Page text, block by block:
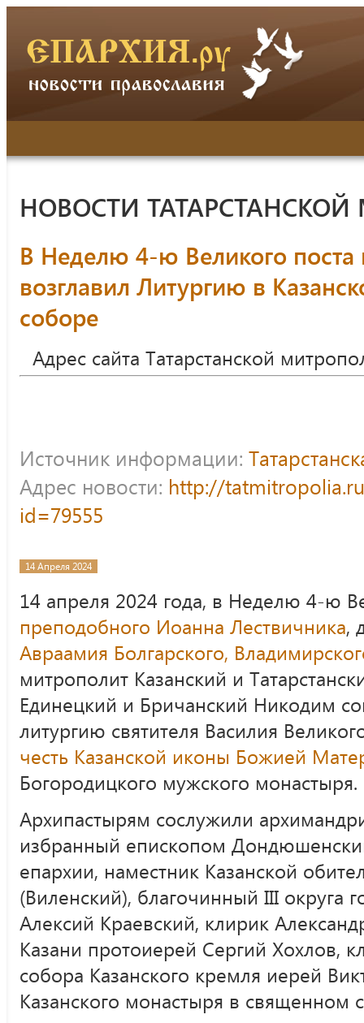
НОВОСТИ
В Неделю 4-ю Великого поста
возглавил Литургию в
соборе
Адрес сайта Татарстанской
Источник информации:
Адрес новости: http://
id=79555
14 Апреля 2024
14 апреля 2024 года, в Неделю 4-ю
преподобного Иоанна Лествичника,
Авраамия Болгарского,
митрополит Казанский и
Единецкий и Бричанский Никодим
литургию святителя Василия
честь Казанской иконы Божией
Богородицкого мужского монастыря.
Архипастырям сослужили
избранный епископом
епархии, наместник Казанской
(Виленский), благочинный III округа
Алексий Краевский, клирик
Казани протоиерей Сергий Хохлов,
собора Казанского кремля иерей
Казанского монастыря в священном